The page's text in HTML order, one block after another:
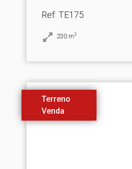
Ref: TE175
230 m2
Terreno
Venda